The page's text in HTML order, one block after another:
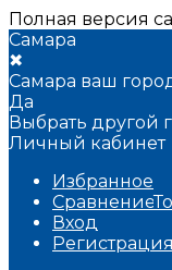
Полная версия
Самара
✖
Самара ваш
Да
Выбрать другой
Личный кабинет
Избранное
Сравнение
Вход
Регистрация